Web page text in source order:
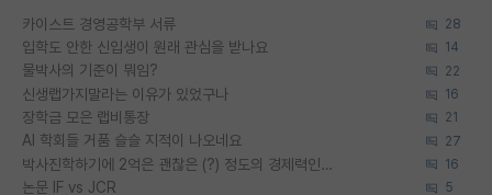
카이스트 경영공학부 서류 28
입학도 안한 신입생이 원래 관심을 받나요 14
물박사의 기준이 뭐임? 22
신생랩가지말라는 이유가 있었구나 16
장학금 모은 랩비통장 21
AI 학회들 거품 슬슬 지적이 나오네요 27
박사진학하기에 2억은 괜찮은 (?) 정도의 경제력인가요 16
논문 IF vs JCR 5